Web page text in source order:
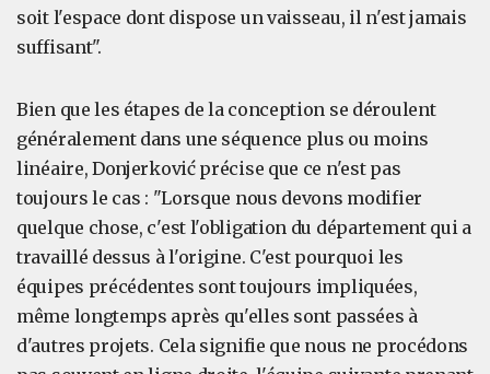
soit l'espace dont dispose un vaisseau, il n'est jamais
suffisant".
Bien que les étapes de la conception se déroulent
généralement dans une séquence plus ou moins
linéaire, Donjerković précise que ce n'est pas
toujours le cas : "Lorsque nous devons modifier
quelque chose, c'est l'obligation du département qui a
travaillé dessus à l'origine. C'est pourquoi les
équipes précédentes sont toujours impliquées,
même longtemps après qu'elles sont passées à
d'autres projets. Cela signifie que nous ne procédons